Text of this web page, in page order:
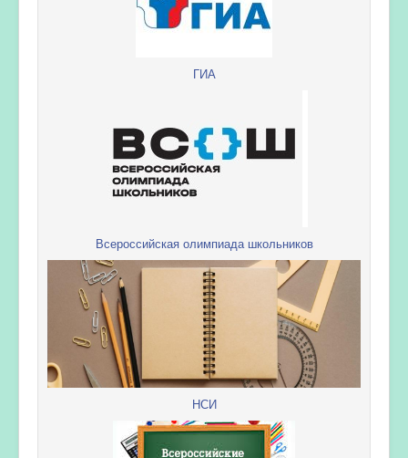
ГИА
Всероссийская олимпиада школьников
НСИ